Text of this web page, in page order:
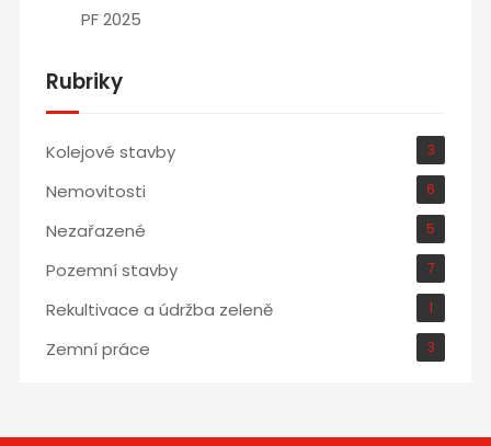
PF 2025
Rubriky
Kolejové stavby 3
Nemovitosti 6
Nezařazené 5
Pozemní stavby 7
Rekultivace a údržba zeleně 1
Zemní práce 3